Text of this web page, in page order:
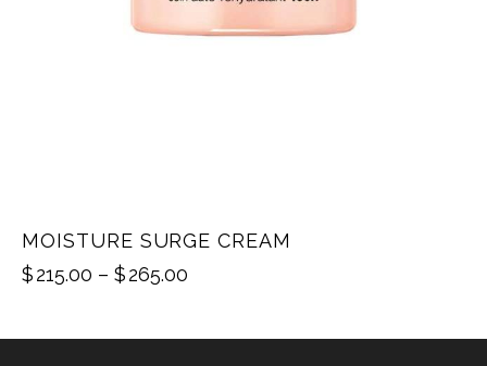
MOISTURE SURGE CREAM
$215.00 – $265.00